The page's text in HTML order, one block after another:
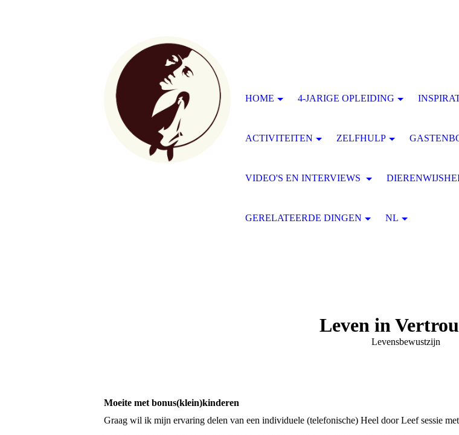
Leven in
Levensbewustzijn
Moeite met bonus(klein)kinderen
Graag wil ik mijn ervaring delen van een individuele (telefonische) Heel door Leef sessie
HOME 4-JARIGE OPLEIDING
ACTIVITEITEN ZELFHULP
VIDEO'S EN INTERVIEWS
GERELATEERDE DINGEN NL